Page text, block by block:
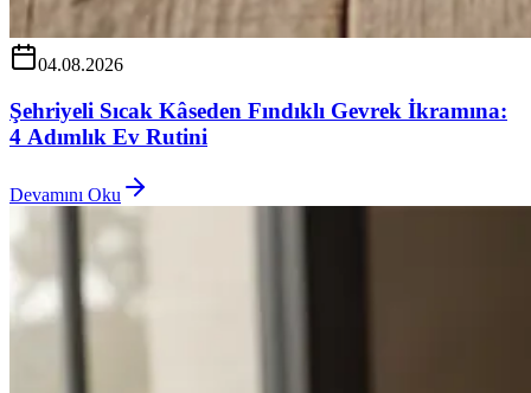
04.08.2026
Şehriyeli Sıcak Kâseden Fındıklı Gevrek İkramına:
4 Adımlık Ev Rutini
Devamını Oku